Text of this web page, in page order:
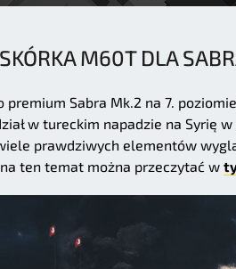
SKÓRKA M60T DLA
Sabra Mk.2 na 7.
w tureckim napadzie na Syrię
prawdziwych elementów
ten temat można przeczytać w